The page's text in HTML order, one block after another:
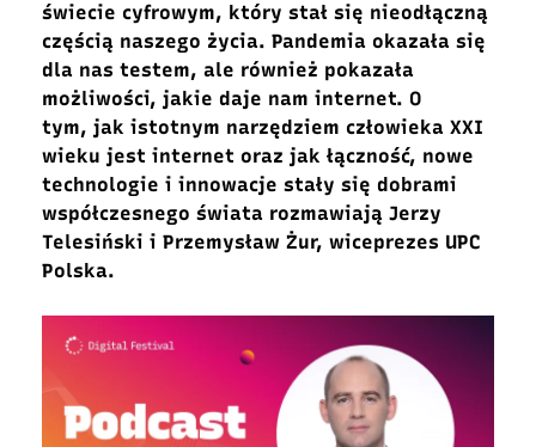
świecie cyfrowym, który stał się nieodłączną
częścią naszego życia. Pandemia okazała się
dla nas testem, ale również pokazała
możliwości, jakie daje nam internet. O
tym, jak istotnym narzędziem człowieka XXI
wieku jest internet oraz jak łączność, nowe
technologie i innowacje stały się dobrami
współczesnego świata rozmawiają Jerzy
Telesiński i Przemysław Żur, wiceprezes UPC
Polska.